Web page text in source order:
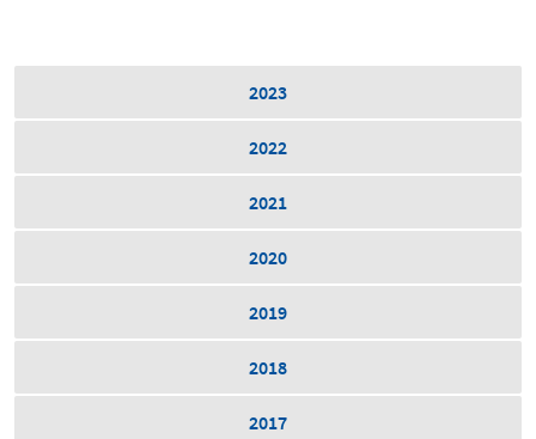
2023
2022
2021
2020
2019
2018
2017